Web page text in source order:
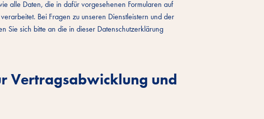
alle Daten, die in dafür vorgesehenen Formularen auf
Bei Fragen zu unseren Dienstleistern und der
Sie sich bitte an die in dieser Datenschutzerklärung
Vertragsabwicklung und